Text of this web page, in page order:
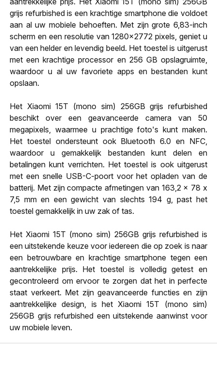
grijs refurbished is een krachtige smartphone die voldoet
aan al uw mobiele behoeften. Met zijn grote 6,83-inch
scherm en een resolutie van 1280x2772 pixels, geniet u
van een helder en levendig beeld. Het toestel is uitgerust
met een krachtige processor en 256 GB opslagruimte,
waardoor u al uw favoriete apps en bestanden kunt
opslaan.
Het Xiaomi 15T (mono sim) 256GB grijs refurbished
beschikt over een geavanceerde camera van 50
megapixels, waarmee u prachtige foto's kunt maken.
Het toestel ondersteunt ook Bluetooth 6.0 en NFC,
waardoor u gemakkelijk bestanden kunt delen en
betalingen kunt verrichten. Het toestel is ook uitgerust
met een snelle USB-C-poort voor het opladen van de
batterij. Met zijn compacte afmetingen van 163,2 x 78 x
7,5 mm en een gewicht van slechts 194 g, past het
toestel gemakkelijk in uw zak of tas.
Het Xiaomi 15T (mono sim) 256GB grijs refurbished is
een uitstekende keuze voor iedereen die op zoek is naar
een betrouwbare en krachtige smartphone tegen een
aantrekkelijke prijs. Het toestel is volledig getest en
gecontroleerd om ervoor te zorgen dat het in perfecte
staat verkeert. Met zijn geavanceerde functies en zijn
aantrekkelijke design, is het Xiaomi 15T (mono sim)
256GB grijs refurbished een uitstekende aanwinst voor
uw mobiele leven.